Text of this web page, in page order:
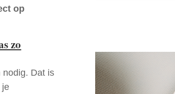
op
zo
nodig. Dat is
je